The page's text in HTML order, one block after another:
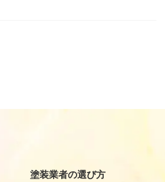
塗装業者の選び方